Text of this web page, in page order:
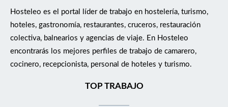
Hosteleo es el portal líder de trabajo en hostelería, turismo,
hoteles, gastronomía, restaurantes, cruceros, restauración
colectiva, balnearios y agencias de viaje. En Hosteleo
encontrarás los mejores perfiles de trabajo de camarero,
cocinero, recepcionista, personal de hoteles y turismo.
TOP TRABAJO